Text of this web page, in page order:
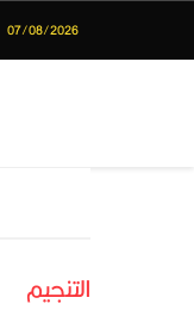
07/08/2026
التنجيم